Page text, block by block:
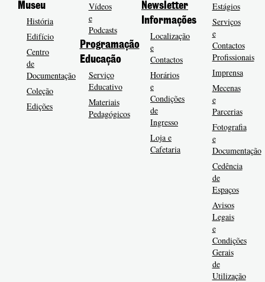
Museu
História
Edifício
Centro
de
Documentação
Coleção
Edições
Vídeos
e
Podcasts
Programação
Educação
Serviço
Educativo
Materiais
Pedagógicos
Newsletter
Informações
Localização
e
Contactos
Horários
e
Condições
de
Ingresso
Loja e
Cafetaria
Estágios
Serviços
e
Contactos
Profissionais
Imprensa
Mecenas
e
Parcerias
Fotografia
e
Documentação
Cedência
de
Espaços
Avisos
Legais
e
Condições
Gerais
de
Utilização